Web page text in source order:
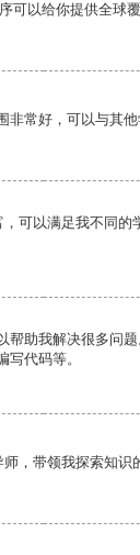
可以给你提供全球
非常好，可以与其他
可以满足我不同的
帮助我解决很多问
写代码等。
，带领我探索知识